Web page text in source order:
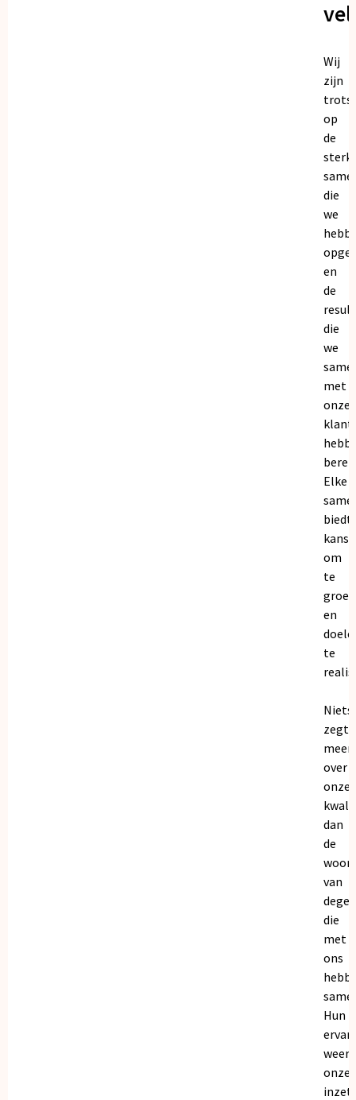
Wij
zijn
trots
op
de
die
we
en
de
die
we
met
onze
Elke
biedt
om
te
en
te
Niets
zegt
meer
over
onze
dan
de
van
die
met
ons
Hun
onze
inzet